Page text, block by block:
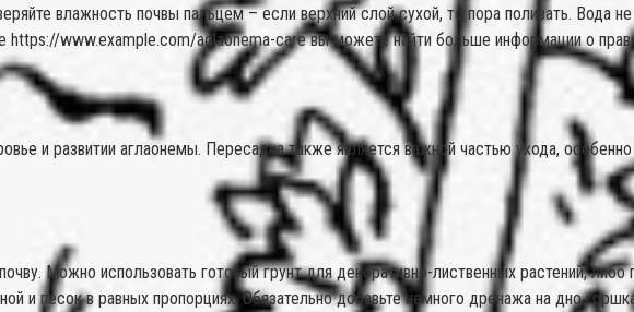
влажность почвы пальцем – если верхний слой сухой, то пора поливать. Вода
https://www.example.com/aglaonema-care вы можете найти больше информации о
и развитии аглаонемы. Пересадка также является важной частью ухода,
Можно использовать готовый грунт для декоративно-лиственных растений, либо
и песок в равных пропорциях. Обязательно добавьте немного дренажа на дно